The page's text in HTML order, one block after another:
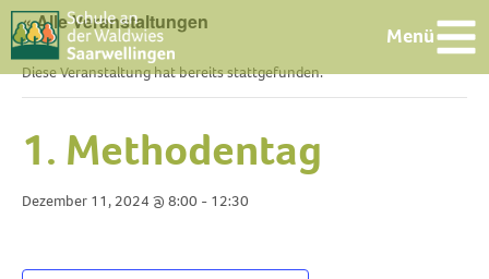
Menü
« Alle Veranstaltungen
Diese Veranstaltung hat bereits stattgefunden.
1. Methodentag
Dezember 11, 2024 @ 8:00 - 12:30